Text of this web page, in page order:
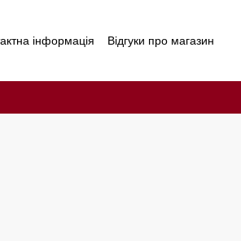
інформація Відгуки про магазин